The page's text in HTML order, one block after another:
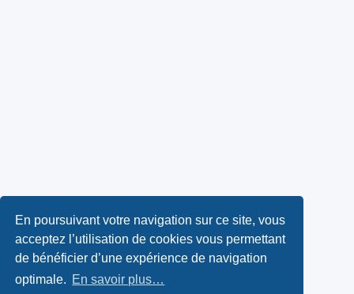
En poursuivant votre navigation sur ce site, vous
acceptez l’utilisation de cookies vous permettant
de bénéficier d’une expérience de navigation
optimale. En savoir plus…